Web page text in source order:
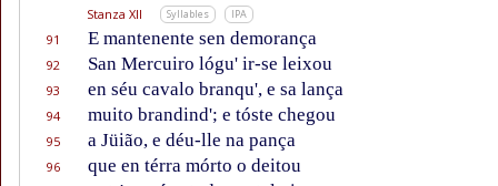
Stanza XII Syllables IPA
91 E mantenente sen demorança
92 San Mercuiro lógu' ir-se leixou
93 en séu cavalo branqu', e sa lança
94 muito brandind'; e tóste chegou
95 a Jüião, e déu-lle na pança
96 que en térra mórto o deitou